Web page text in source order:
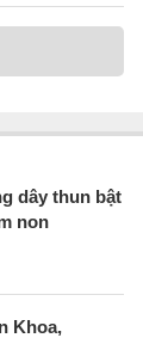
dây thun bật
non
Khoa,